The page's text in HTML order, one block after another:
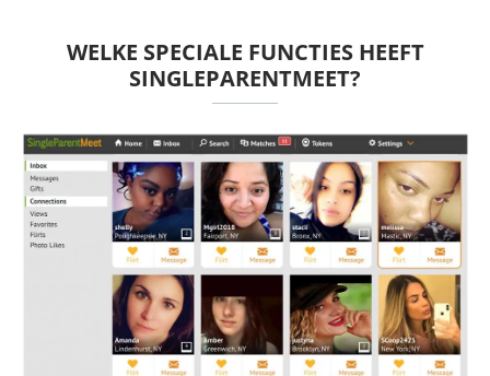
WELKE SPECIALE FUNCTIES HEEFT
SINGLEPARENTMEET?